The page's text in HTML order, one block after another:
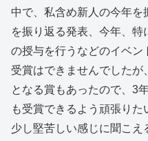
中で、私含め新人の今年
を振り返る発表、今年、
の授与を行うなどのイベン
受賞はできませんでしたが
となる賞もあったので、3
も受賞できるよう頑張りた
少し堅苦しい感じに聞こえ